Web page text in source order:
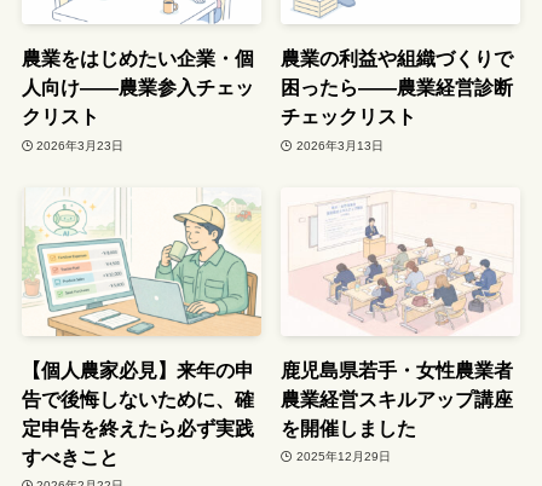
農業をはじめたい企業・個
人向け――農業参入チェッ
クリスト
2026年3月23日
農業の利益や組織づくりで
困ったら――農業経営診断
チェックリスト
2026年3月13日
【個人農家必見】来年の申
告で後悔しないために、確
定申告を終えたら必ず実践
すべきこと
鹿児島県若手・女性農業者
農業経営スキルアップ講座
を開催しました
2025年12月29日